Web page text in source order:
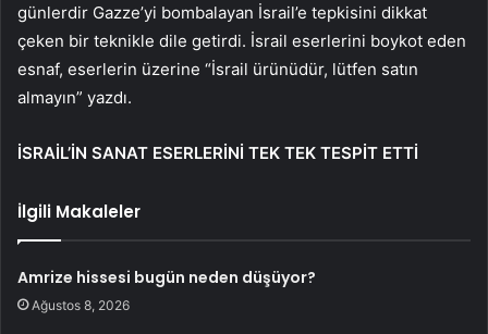
günlerdir Gazze’yi bombalayan İsrail’e tepkisini dikkat
çeken bir teknikle dile getirdi. İsrail eserlerini boykot eden
esnaf, eserlerin üzerine “İsrail ürünüdür, lütfen satın
almayın” yazdı.
İSRAİL’İN SANAT ESERLERİNİ TEK TEK TESPİT ETTİ
İlgili Makaleler
Amrize hissesi bugün neden düşüyor?
Ağustos 8, 2026